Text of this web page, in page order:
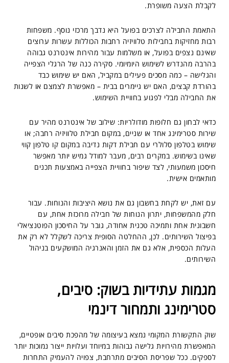
לקבלת הצעה משופרת.
התאמת החבילה לצרכים בפועל היא נדבך מרכזי נוסף. משפחות
רבות מחזיקות בחבילות טלוויזיה רחבות הכוללות עשרות ערוצים
שאינם נצפים בפועל, או משלמות עבור מהירות אינטרנט גבוהה
בהרבה מהנדרש לשימוש היומיומי. סקירה כנה של הרגלי הצפייה
והגלישה – כמה מסכים פעילים במקביל, האם יש שימוש כבד
בהורדת קבצים, האם יש גיימרים בבית – מאפשרת לצמצם או לשנות
את החבילה מבלי לפגוע בחוויית השימוש.
כדאי לבחון גם חלופות מודולריות: שילוב של אינטרנט מהיר עם
שירות סטרימינג אחד או שניים, במקום חבילת טלוויזיה רחבה; או
שימוש בטלפון סלולרי עם חבילת דקות נדיבה במקום קו טלפון קווי
שאינו בשימוש. במקרים רבים, מעבר למודל גמיש יותר מאפשר
חיסכון משמעותי, לצד שיפור בחוויית הצפייה באמצעות תכנים
מותאמים אישית.
עם זאת, יש לקחת בחשבון גם את נושא היציבות והנוחות. עבור
חלק מהמשפחות, יתרון הנוחות של חבילה מרוכזת אחת, עם
חשבונית אחת ותמיכה טכנית אחודה, גובר על החיסכון הפוטנציאלי
בפיצול השירותים. לכן, ההחלטה הסופית צריכה לשקלל לא רק את
העלות הכספית, אלא גם את הזמן והאנרגיה המושקעים בניהול
השירותים.
מגמות עתידיות בשוק: סיבים,
סטרימינג ותמחור דינמי
שוק התקשורת המקומי נמצא בעיצומה של מהפכת סיבים אופטיים,
המאפשרת מהירויות גלישה גבוהות במיוחד ועלויות ייצור נמוכות יותר
לספקים. ככל שפריסת הסיבים מתרחבת, צפויה להעמיק התחרות